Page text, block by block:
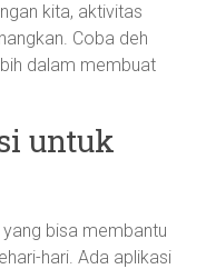
kita, aktivitas
Coba deh
dalam membuat
untuk
bisa membantu
hari. Ada aplikasi